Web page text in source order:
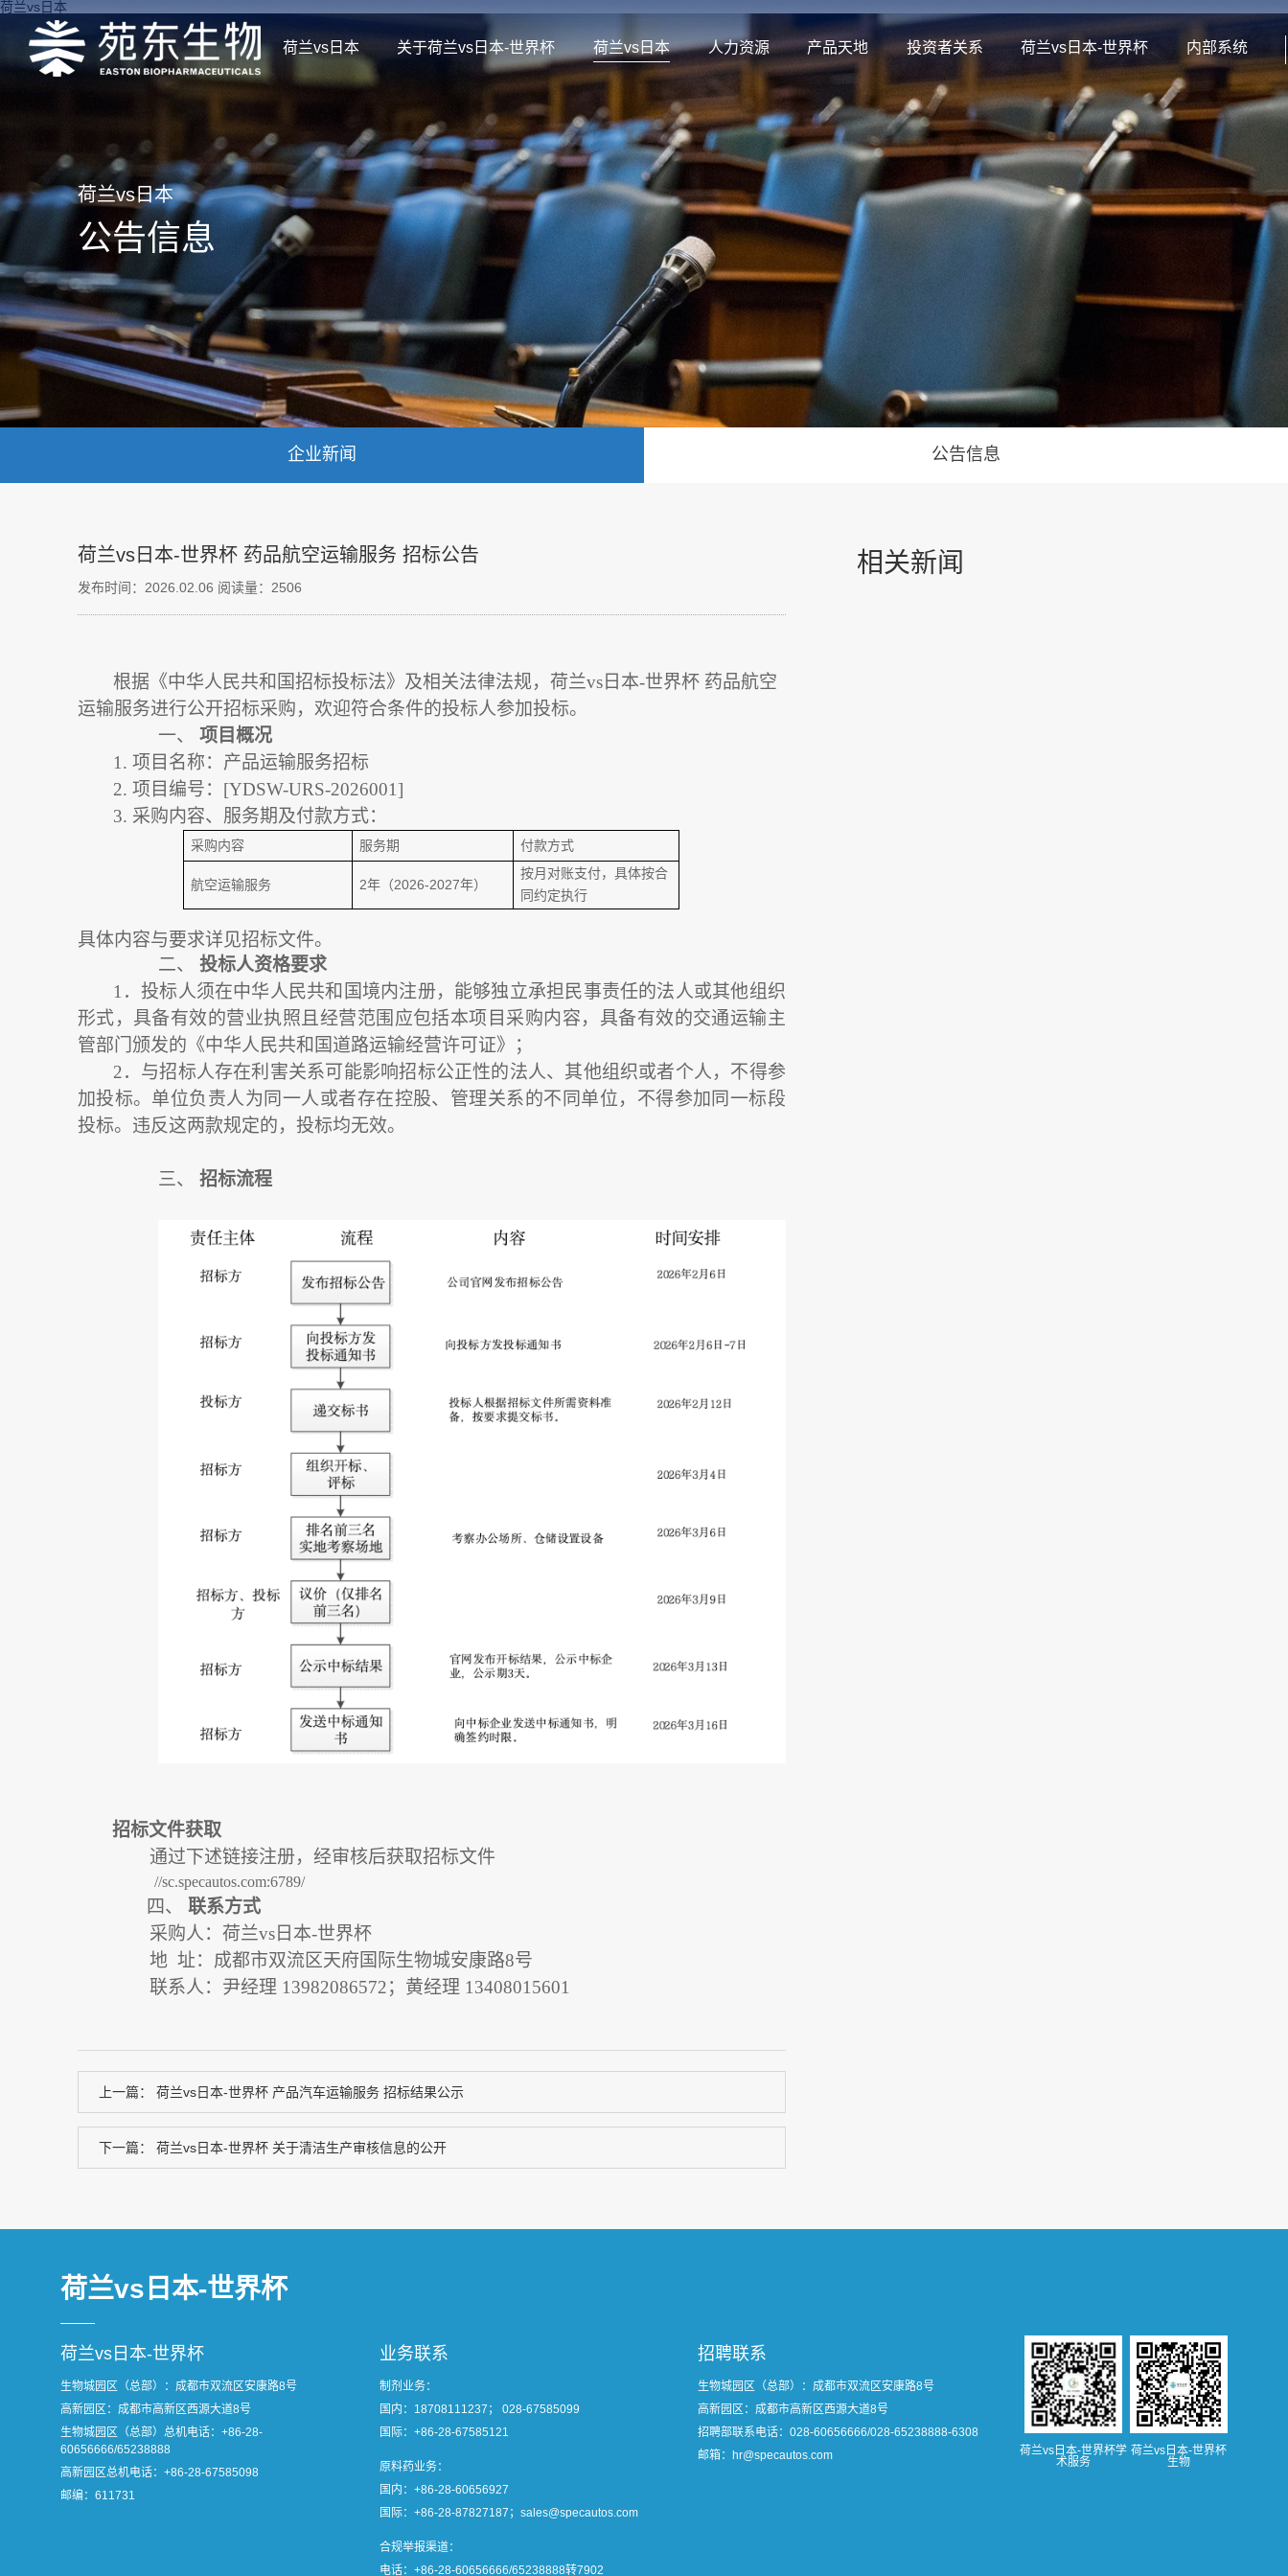
荷兰vs日本
荷兰vs日本 关于荷兰vs日本-世界杯 荷兰vs日本 人力资源 产品天地 投资者关系 荷兰vs日本-世界杯 内部系统
荷兰vs日本
公告信息
企业新闻 公告信息
荷兰vs日本-世界杯 药品航空运输服务 招标公告
发布时间：2026.02.06 阅读量：2506
根据《中华人民共和国招标投标法》及相关法律法规， 荷兰vs日本-世界杯 药品航空
运输服务进行公开招标采购，欢迎符合条件的投标人参加投标。
一、 项目概况
1. 项目名称： 产品运输服务招标
2. 项目编号： [YDSW-URS-2026001]
3. 采购内容、 服务期及付款方式：
采购内容 服务期 付款方式
航空运输服务 2年（2026-2027年）
按月对账支付，具体按合
同约定执行
具体内容与要求详见招标文件。
二、 投标人资格要求
1．投标人须在中华人民共和国境内注册，能够独立承担民事责任的法人或其他组织
形式，具备有效的营业执照且经营范围应包括本项目采购内容，具备有效的交通运输主
管部门颁发的《中华人民共和国道路运输经营许可证》；
2．与招标人存在利害关系可能影响招标公正性的法人、其他组织或者个人，不得参
加投标。单位负责人为同一人或者存在控股、管理关系的不同单位，不得参加同一标段
投标。违反这两款规定的，投标均无效。
三、 招标流程
招标文件获取
通过下述链接注册，经审核后获取招标文件
//sc.specautos.com:6789/
四、 联系方式
采购人： 荷兰vs日本-世界杯
地 址： 成都市双流区天府国际生物城安康路8号
联系人： 尹经理 13982086572；黄经理 13408015601
上一篇： 荷兰vs日本-世界杯 产品汽车运输服务 招标结果公示
下一篇： 荷兰vs日本-世界杯 关于清洁生产审核信息的公开
相关新闻
荷兰vs日本-世界杯
荷兰vs日本-世界杯
生物城园区（总部）：成都市双流区安康路8号
高新园区：成都市高新区西源大道8号
生物城园区（总部）总机电话： +86-28-
60656666/65238888
高新园区总机电话： +86-28-67585098
邮编：611731
业务联系
制剂业务：
国内：18708111237； 028-67585099
国际：+86-28-67585121
原料药业务：
国内：+86-28-60656927
国际：+86-28-87827187；sales@specautos.com
合规举报渠道：
电话：+86-28-60656666/65238888转7902
招聘联系
生物城园区（总部）：成都市双流区安康路8号
高新园区：成都市高新区西源大道8号
招聘部联系电话：028-60656666/028-65238888-6308
邮箱：hr@specautos.com
荷兰vs日本-世界杯学
术服务
荷兰vs日本-世界杯
生物